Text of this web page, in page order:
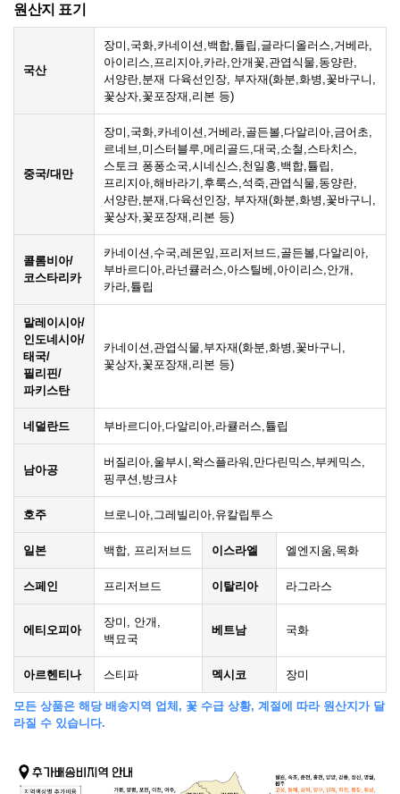
원산지 표기
국산
장미,국화,카네이션,백합,튤립,글라디올러스,거베라,
아이리스,프리지아,카라,안개꽃,관엽식물,동양란,
서양란,분재 다육선인장, 부자재(화분,화병,꽃바구니,
꽃상자,꽃포장재,리본 등)
중국/대만
장미,국화,카네이션,거베라,골든볼,다알리아,금어초,
르네브,미스터블루,메리골드,대국,소철,스타치스,
스토크 퐁퐁소국,시네신스,천일홍,백합,튤립,
프리지아,해바라기,후룩스,석죽,관엽식물,동양란,
서양란,분재,다육선인장, 부자재(화분,화병,꽃바구니,
꽃상자,꽃포장재,리본 등)
콜롬비아/
코스타리카
카네이션,수국,레몬잎,프리저브드,골든볼,다알리아,
부바르디아,라넌큘러스,아스틸베,아이리스,안개,
카라,튤립
말레이시아/
인도네시아/
태국/
필리핀/
파키스탄
카네이션,관엽식물,부자재(화분,화병,꽃바구니,
꽃상자,꽃포장재,리본 등)
네덜란드 부바르디아,다알리아,라큘러스,튤립
남아공
버질리아,울부시,왁스플라워,만다린믹스,부케믹스,
핑쿠션,방크샤
호주 브로니아,그레빌리아,유칼립투스
일본 백합, 프리저브드 이스라엘 엘엔지움,목화
스페인 프리저브드 이탈리아 라그라스
에티오피아
장미, 안개,
백묘국
베트남 국화
아르헨티나 스티파 멕시코 장미
모든 상품은 해당 배송지역 업체, 꽃 수급 상황, 계절에 따라 원산지가 달
라질 수 있습니다.